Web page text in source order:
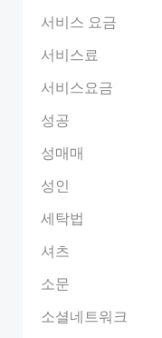
서비스 요금
서비스료
서비스요금
성공
성매매
성인
세탁법
셔츠
소문
소셜네트워크